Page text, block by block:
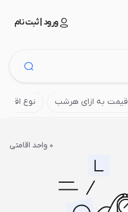
ورود | ثبت نام
قیمت به ازای هرشب نوع
0 واحد اقامتی